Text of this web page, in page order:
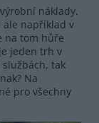
náklady.
ale například v
na tom hůře
jeden trh v
tak
Na
pro všechny